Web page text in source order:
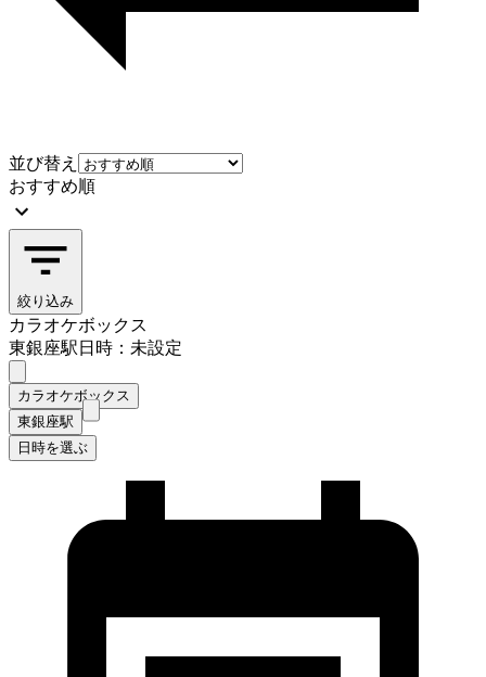
並び替え
おすすめ順
絞り込み
カラオケボックス
東銀座駅日時：未設定
カラオケボックス
東銀座駅
日時を選ぶ